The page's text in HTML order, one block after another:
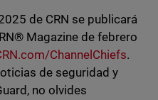
de CRN se publicará
Magazine de febrero
ChannelChiefs.
de seguridad y
no olvides